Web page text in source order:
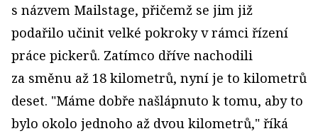
s názvem Mailstage, přičemž se jim již
podařilo učinit velké pokroky v rámci řízení
práce pickerů. Zatímco dříve nachodili
za směnu až 18 kilometrů, nyní je to kilometrů
deset. "Máme dobře našlápnuto k tomu, aby to
bylo okolo jednoho až dvou kilometrů," říká